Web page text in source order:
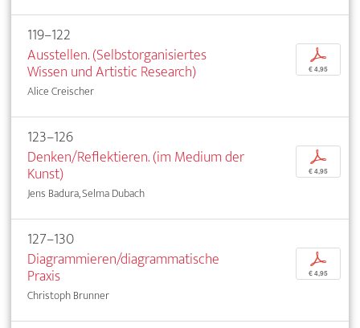
119–122
Ausstellen. (Selbstorganisiertes
Wissen und Artistic Research)
Alice Creischer
p
€ 4,95
123–126
Denken/Reflektieren. (im Medium der
Kunst)
Jens Badura, Selma Dubach
p
€ 4,95
127–130
Diagrammieren/diagrammatische
Praxis
Christoph Brunner
p
€ 4,95